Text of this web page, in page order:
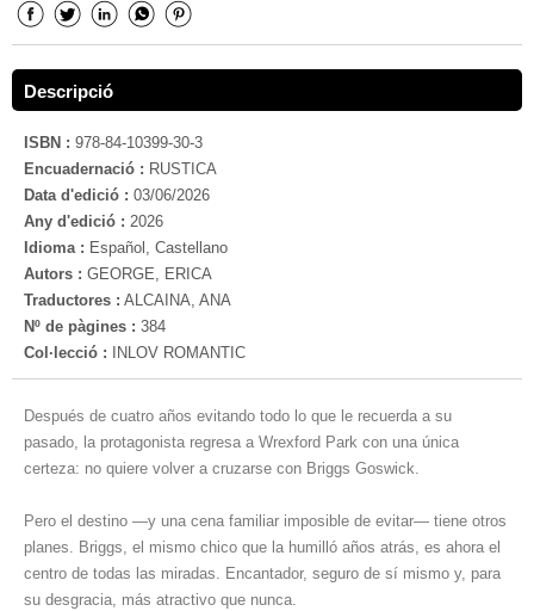
Descripció
ISBN : 978-84-10399-30-3
Encuadernació : RUSTICA
Data d'edició : 03/06/2026
Any d'edició : 2026
Idioma : Español, Castellano
Autors : GEORGE, ERICA
Traductores : ALCAINA, ANA
Nº de pàgines : 384
Col·lecció :
INLOV ROMANTIC
Después de cuatro años evitando todo lo que le recuerda a su
pasado, la protagonista regresa a Wrexford Park con una única
certeza: no quiere volver a cruzarse con Briggs Goswick.
Pero el destino —y una cena familiar imposible de evitar— tiene otros
planes. Briggs, el mismo chico que la humilló años atrás, es ahora el
centro de todas las miradas. Encantador, seguro de sí mismo y, para
su desgracia, más atractivo que nunca.